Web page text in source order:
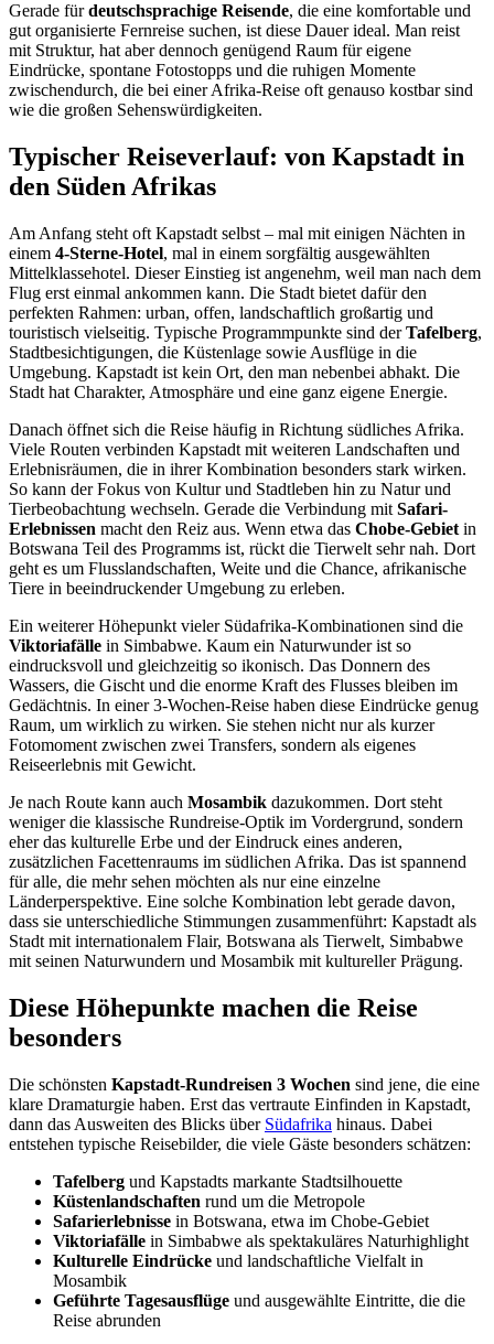
Gerade fürdeutschsprachige Reisende, die eine komfortable und
gut organisierte Fernreise suchen, ist diese Dauer ideal. Man reist
mit Struktur, hat aber dennoch genügend Raum für eigene
Eindrücke, spontane Fotostopps und die ruhigen Momente
zwischendurch, die bei einer Afrika-Reise oft genauso kostbar sind
wie die großen Sehenswürdigkeiten.
Typischer Reiseverlauf: von Kapstadt in
den Süden Afrikas
Am Anfang steht oft Kapstadt selbst – mal mit einigen Nächten in
einem 4-Sterne-Hotel, mal in einem sorgfältig ausgewählten
Mittelklassehotel. Dieser Einstieg ist angenehm, weil man nach dem
Flug erst einmal ankommen kann. Die Stadt bietet dafür den
perfekten Rahmen: urban, offen, landschaftlich großartig und
touristisch vielseitig. Typische Programmpunkte sind derTafelberg,
Stadtbesichtigungen, die Küstenlage sowie Ausflüge in die
Umgebung. Kapstadt ist kein Ort, den man nebenbei abhakt. Die
Stadt hat Charakter, Atmosphäre und eine ganz eigene Energie.
Danach öffnet sich die Reise häufig in Richtung südliches Afrika.
Viele Routen verbinden Kapstadt mit weiteren Landschaften und
Erlebnisräumen, die in ihrer Kombination besonders stark wirken.
So kann der Fokus von Kultur und Stadtleben hin zu Natur und
Tierbeobachtung wechseln. Gerade die Verbindung mit Safari-
Erlebnissen macht den Reiz aus. Wenn etwa das Chobe-Gebiet in
Botswana Teil des Programms ist, rückt die Tierwelt sehr nah. Dort
geht es um Flusslandschaften, Weite und die Chance, afrikanische
Tiere in beeindruckender Umgebung zu erleben.
Ein weiterer Höhepunkt vieler Südafrika-Kombinationen sind die
Viktoriafälle in Simbabwe. Kaum ein Naturwunder ist so
eindrucksvoll und gleichzeitig so ikonisch. Das Donnern des
Wassers, die Gischt und die enorme Kraft des Flusses bleiben im
Gedächtnis. In einer 3-Wochen-Reise haben diese Eindrücke genug
Raum, um wirklich zu wirken. Sie stehen nicht nur als kurzer
Fotomoment zwischen zwei Transfers, sondern als eigenes
Reiseerlebnis mit Gewicht.
Je nach Route kann auch Mosambik dazukommen. Dort steht
weniger die klassische Rundreise-Optik im Vordergrund, sondern
eher das kulturelle Erbe und der Eindruck eines anderen,
zusätzlichen Facettenraums im südlichen Afrika. Das ist spannend
für alle, die mehr sehen möchten als nur eine einzelne
Länderperspektive. Eine solche Kombination lebt gerade davon,
dass sie unterschiedliche Stimmungen zusammenführt: Kapstadt als
Stadt mit internationalem Flair, Botswana als Tierwelt, Simbabwe
mit seinen Naturwundern und Mosambik mit kultureller Prägung.
Diese Höhepunkte machen die Reise
besonders
Die schönsten Kapstadt-Rundreisen 3 Wochen sind jene, die eine
klare Dramaturgie haben. Erst das vertraute Einfinden in Kapstadt,
dann das Ausweiten des Blicks über Südafrika hinaus. Dabei
entstehen typische Reisebilder, die viele Gäste besonders schätzen:
Tafelberg und Kapstadts markante Stadtsilhouette
Küstenlandschaften rund um die Metropole
Safarierlebnisse in Botswana, etwa im Chobe-Gebiet
Viktoriafälle in Simbabwe als spektakuläres Naturhighlight
Kulturelle Eindrücke und landschaftliche Vielfalt in
Mosambik
Geführte Tagesausflüge und ausgewählte Eintritte, die die
Reise abrunden